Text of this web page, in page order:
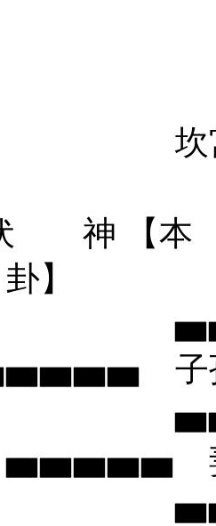
：
宫
伏
】
▅▅
子孙
妻
▅▅